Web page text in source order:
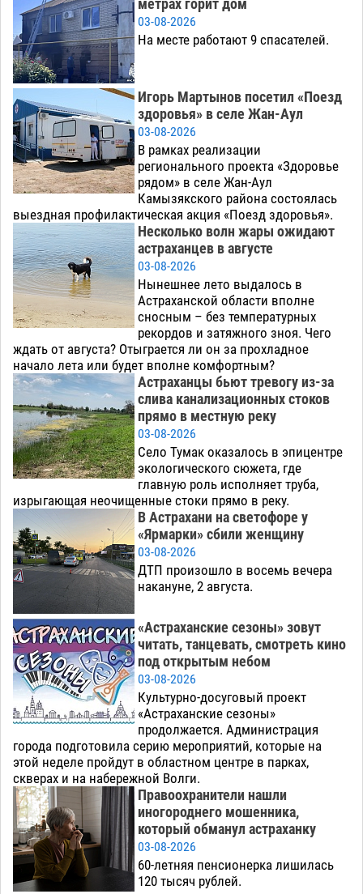
метрах горит дом
03-08-2026
На месте работают 9 спасателей.
Игорь Мартынов посетил «Поезд
здоровья» в селе Жан-Аул
03-08-2026
В рамках реализации
регионального проекта «Здоровье
рядом» в селе Жан-Аул
Камызякского района состоялась
выездная профилактическая акция «Поезд здоровья».
Несколько волн жары ожидают
астраханцев в августе
03-08-2026
Нынешнее лето выдалось в
Астраханской области вполне
сносным – без температурных
рекордов и затяжного зноя. Чего
ждать от августа? Отыграется ли он за прохладное
начало лета или будет вполне комфортным?
Астраханцы бьют тревогу из-за
слива канализационных стоков
прямо в местную реку
03-08-2026
Село Тумак оказалось в эпицентре
экологического сюжета, где
главную роль исполняет труба,
изрыгающая неочищенные стоки прямо в реку.
В Астрахани на светофоре у
«Ярмарки» сбили женщину
03-08-2026
ДТП произошло в восемь вечера
накануне, 2 августа.
«Астраханские сезоны» зовут
читать, танцевать, смотреть кино
под открытым небом
03-08-2026
Культурно-досуговый проект
«Астраханские сезоны»
продолжается. Администрация
города подготовила серию мероприятий, которые на
этой неделе пройдут в областном центре в парках,
скверах и на набережной Волги.
Правоохранители нашли
иногороднего мошенника,
который обманул астраханку
03-08-2026
60-летняя пенсионерка лишилась
120 тысяч рублей.